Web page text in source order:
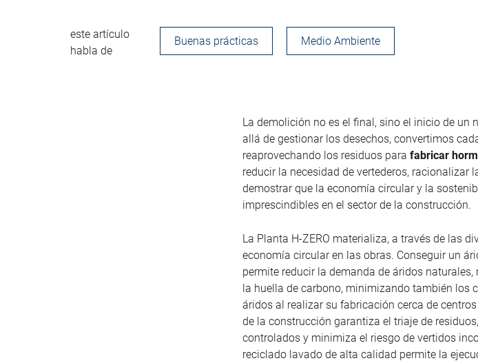
este artículo
habla de
Buenas prácticas Medio Ambiente
La demolición no es el final, sino el inicio de un
allá de gestionar los desechos, convertimos
reaprovechando los residuos para fabricar
reducir la necesidad de vertederos, racionalizar
demostrar que la economía circular y la
imprescindibles en el sector de la construcción.
La Planta H-ZERO materializa, a través de las
economía circular en las obras. Conseguir un
permite reducir la demanda de áridos
la huella de carbono, minimizando también los
áridos al realizar su fabricación cerca de
de la construcción garantiza el triaje de
controlados y minimiza el riesgo de vertidos
reciclado lavado de alta calidad permite la